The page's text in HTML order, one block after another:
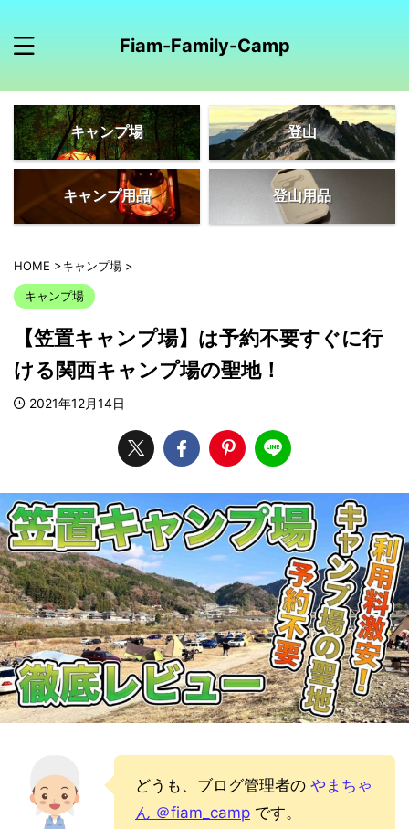
Fiam-Family-Camp
キャンプ場 登山
キャンプ用品 登山用品
HOME >キャンプ場 >
キャンプ場
【笠置キャンプ場】は予約不要すぐに行
ける関西キャンプ場の聖地！
2021年12月14日
どうも、ブログ管理者の やまちゃ
ん ＠fiam_camp です。